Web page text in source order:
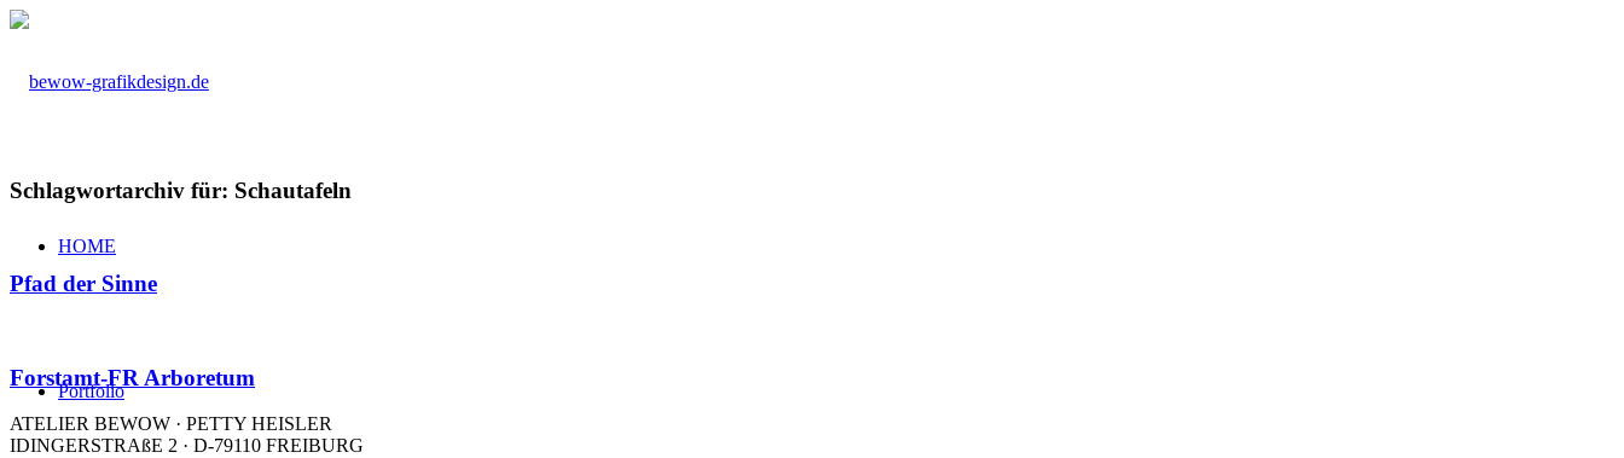
HOME
Portfolio
Schlagwortarchiv für: Schautafeln
Pfad der Sinne
Forstamt-FR Arboretum
ATELIER BEWOW · PETTY HEISLER
IDINGERSTRAßE 2 · D-79110 FREIBURG